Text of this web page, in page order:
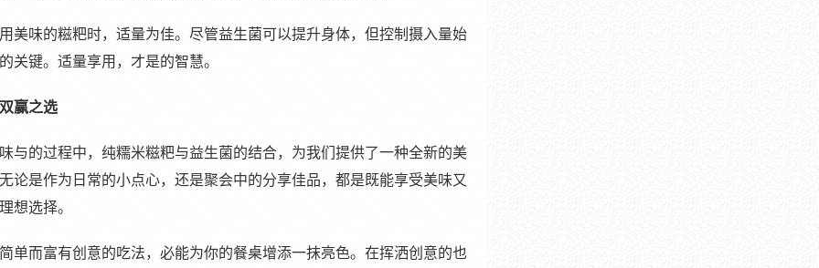
美味的糍粑时，适量为佳。尽管益生菌可以提升身体，但控制摄入量始
关键。适量享用，才是的智慧。
赢之选
与的过程中，纯糯米糍粑与益生菌的结合，为我们提供了一种全新的美
论是作为日常的小点心，还是聚会中的分享佳品，都是既能享受美味又
想选择。
单而富有创意的吃法，必能为你的餐桌增添一抹亮色。在挥洒创意的也